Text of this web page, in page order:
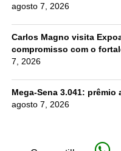
agosto 7, 2026
Carlos Magno visita
compromisso com o
7, 2026
Mega-Sena 3.041: prêmio
agosto 7, 2026